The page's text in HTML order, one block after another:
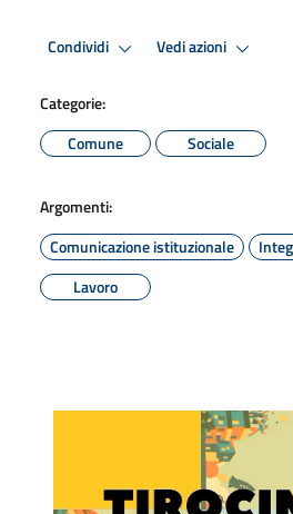
Condividi Vedi azioni
Categorie:
Comune
Sociale
Argomenti:
Comunicazione istituzionale
Lavoro